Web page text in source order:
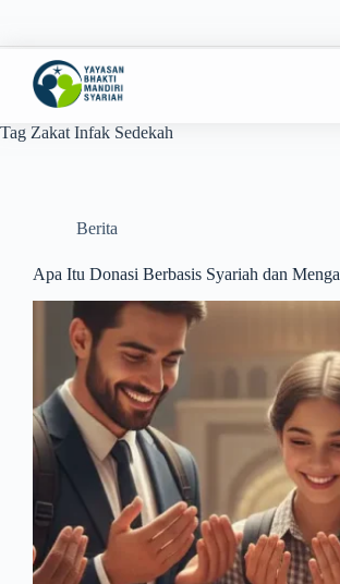
Tag Zakat Infak Sedekah
Berita
Apa Itu Donasi Berbasis Syariah dan